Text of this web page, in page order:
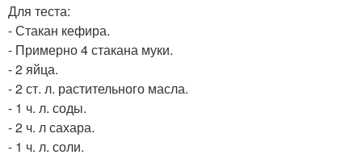
Для теста:
- Стакан кефира.
- Примерно 4 стакана муки.
- 2 яйца.
- 2 ст. л. растительного масла.
- 1 ч. л. соды.
- 2 ч. л сахара.
- 1 ч. л. соли.